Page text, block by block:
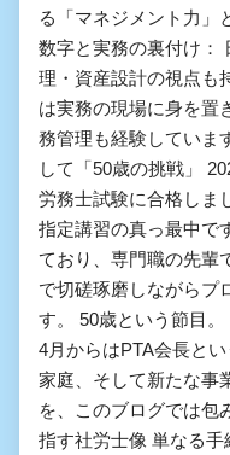
る「マネジメント力」
数字と実務の裏付け：
理・資産設計の視点も
は実務の現場に身を置
務管理も経験していま
して「50歳の挑戦」
労務士試験に合格しま
指定講習の真っ最中で
ており、専門職の先輩
で切磋琢磨しながらプ
す。 50歳という節目
4月からはPTA会長と
家庭、そして新たな事
を、このブログでは包
指す社労士像 単なる